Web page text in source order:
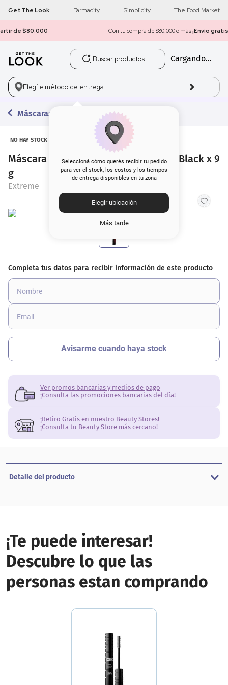
Get The Look Farmacity Simplicity The Food Market
Con tu compra de $80.000 o más¡Envío gratis a todo el país!
Buscar productos
Cargando...
Elegí elmétodo de entrega
Seleccioná cómo querés recibir tu pedido
para ver el stock, los costos y los tiempos
de entrega disponibles en tu zona
Elegir ubicación
Más tarde
Máscaras de Pestañas
NO HAY STOCK
Máscara de Pestañas Extreme 2 en 1 Black x 9
g
Extreme
Ver promos bancarias y medios de pago
¡Consulta las promociones bancarias del día!
¡Retiro Gratis en nuestro Beauty Stores!
¡Consulta tu Beauty Store más cercano!
Detalle del producto
¡Te puede interesar!
Descubre lo que las
personas estan comprando
1 get the look
2 máscara pestañas
3.
5. corrector
10. nyx